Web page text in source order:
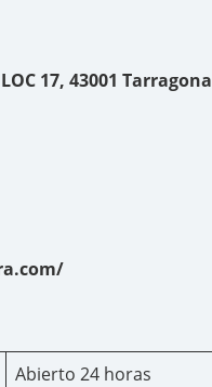
17, 43001 Tarragona
Abierto 24 horas